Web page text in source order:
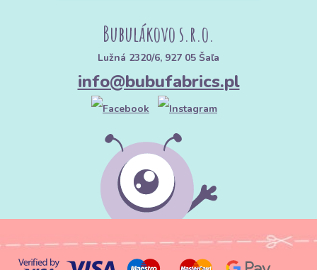
Bubulákovo s.r.o.
Lužná 2320/6, 927 05 Šaľa
info@bubufabrics.pl